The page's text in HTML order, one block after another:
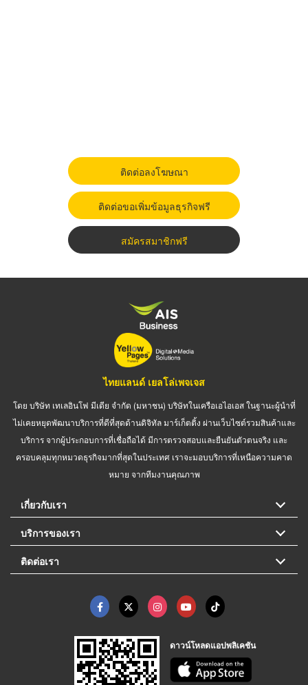
ติดต่อลงโฆษณา
ติดต่อขอเพิ่มข้อมูลธุรกิจฟรี
สมัครสมาชิกฟรี
ไทยแลนด์ เยลโล่เพจเจส
โดย บริษัท เทเลอินโฟ มีเดีย จำกัด (มหาชน) บริษัทในเครือเอไอเอส ในฐานะผู้นำที่
ไม่เคยหยุดพัฒนาบริการที่ดีที่สุดด้านดิจิทัล มาร์เก็ตติ้ง ผ่านเว็บไซต์รวมสินค้าและ
บริการ จากผู้ประกอบการที่เชื่อถือได้ มีการตรวจสอบและยืนยันตัวตนจริง และ
ครอบคลุมทุกหมวดธุรกิจมากที่สุดในประเทศ เราจะมอบบริการที่เหนือความคาด
หมาย จากทีมงานคุณภาพ
เกี่ยวกับเรา
บริการของเรา
ติดต่อเรา
ดาวน์โหลดแอปพลิเคชัน